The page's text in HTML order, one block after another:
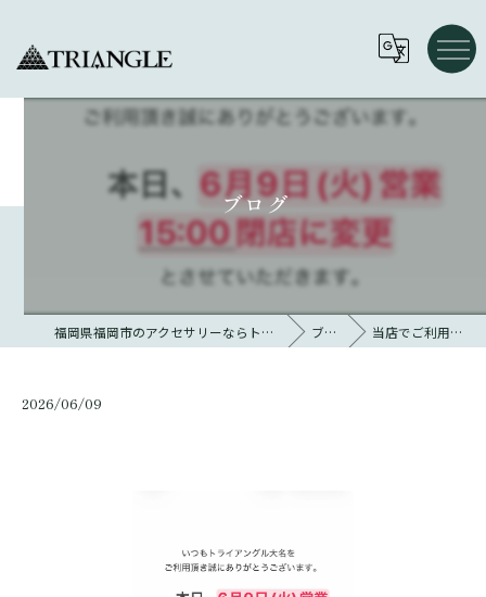
ブログ
福岡県福岡市のアクセサリーならトライアングル 大名 ブログ 当店でご利用いただ…
2026/06/09